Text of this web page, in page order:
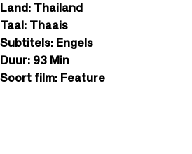
Land: Thailand
Taal: Thaais
Subtitels: Engels
Duur: 93 Min
Soort film: Feature